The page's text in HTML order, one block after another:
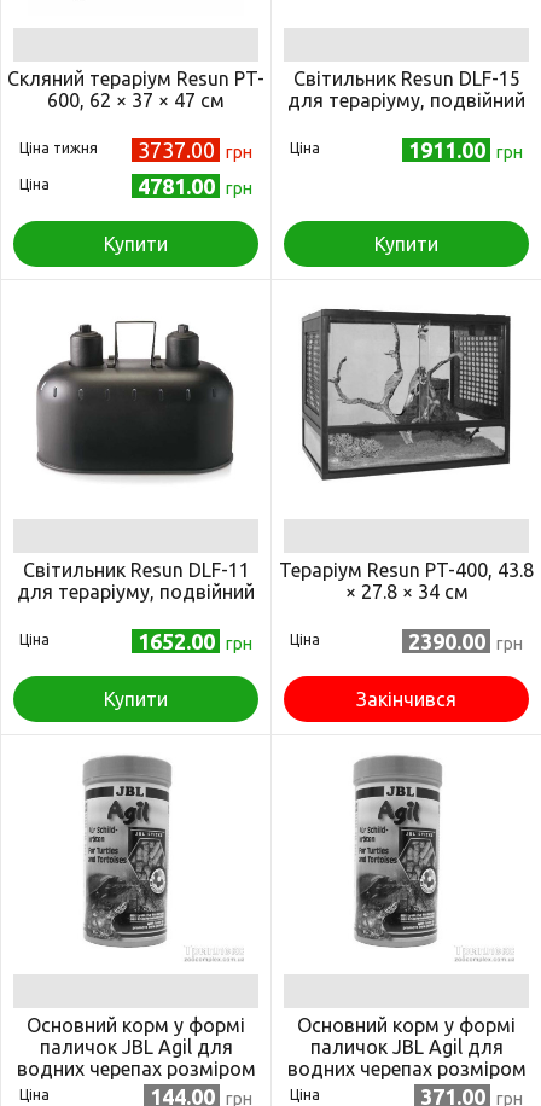
Скляний тераріум Resun PT-
600, 62 × 37 × 47 см
Ціна тижня 3737.00 грн
Ціна 4781.00 грн
Купити
Світильник Resun DLF-15
для тераріуму, подвійний
Ціна 1911.00 грн
Купити
Світильник Resun DLF-11
для тераріуму, подвійний
Ціна 1652.00 грн
Купити
Тераріум Resun PT-400, 43.8
× 27.8 × 34 см
Ціна 2390.00 грн
Закінчився
Основний корм у формі
паличок JBL Agil для
водних черепах розміром
10-50 см, 250 мл
Ціна 144.00 грн
Основний корм у формі
паличок JBL Agil для
водних черепах розміром
10-50 см, 1 л
Ціна 371.00 грн